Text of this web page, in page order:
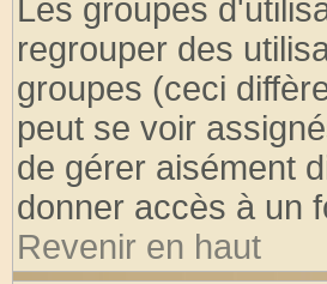
Les groupes
regrouper des
groupes (ceci
peut se voir
de gérer aisément
donner accès à un
Revenir en haut